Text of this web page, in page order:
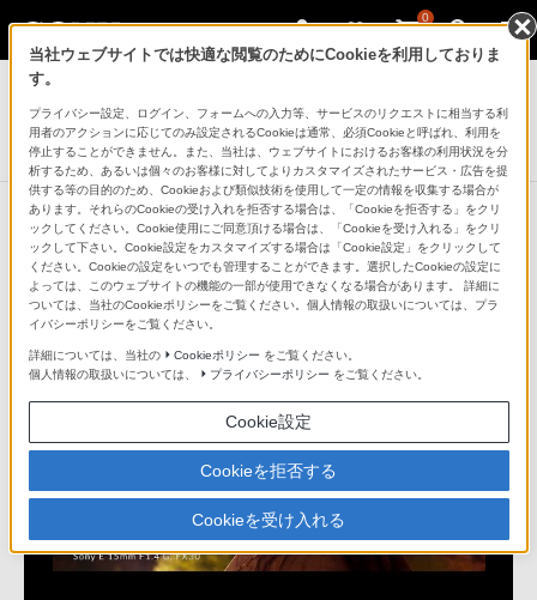
0
デジタル一眼カメラ α（アルファ）
デジタル一眼カメラα[Eマウント]用レンズ
E 15mm F1.4 G
動画サンプル
当社ウェブサイトでは快適な閲覧のためにCookieを利用しておりま
す。
プライバシー設定、ログイン、フォームへの入力等、サービスのリクエストに相当する利
用者のアクションに応じてのみ設定されるCookieは通常、必須Cookieと呼ばれ、利用を
停止することができません。また、当社は、ウェブサイトにおけるお客様の利用状況を分
析するため、あるいは個々のお客様に対してよりカスタマイズされたサービス・広告を提
供する等の目的のため、Cookieおよび類似技術を使用して一定の情報を収集する場合が
あります。それらのCookieの受け入れを拒否する場合は、「Cookieを拒否する」をクリ
ックしてください。Cookie使用にご同意頂ける場合は、「Cookieを受け入れる」をクリ
ックして下さい。Cookie設定をカスタマイズする場合は「Cookie設定」をクリックして
ください。Cookieの設定をいつでも管理することができます。選択したCookieの設定に
よっては、このウェブサイトの機能の一部が使用できなくなる場合があります。 詳細に
ついては、当社のCookieポリシーをご覧ください。個人情報の取扱いについては、プラ
イバシーポリシーをご覧ください。
詳細については、当社の Cookieポリシー をご覧ください。
個人情報の取扱いについては、
プライバシーポリシー をご覧ください。
Cookie設定
Cookieを拒否する
Cookieを受け入れる